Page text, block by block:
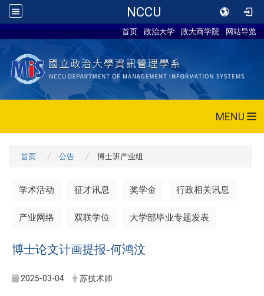
NCCU
首页 政治大学 政大商学院 网站导览
MENU
首页 公告 博士班产业组
学术活动 征才讯息 奖学金 行政相关讯息
产业网络 双联学位 大学部毕业专题发表
博士论文计画提报-何鸿汶
2025-03-04 苏技术师